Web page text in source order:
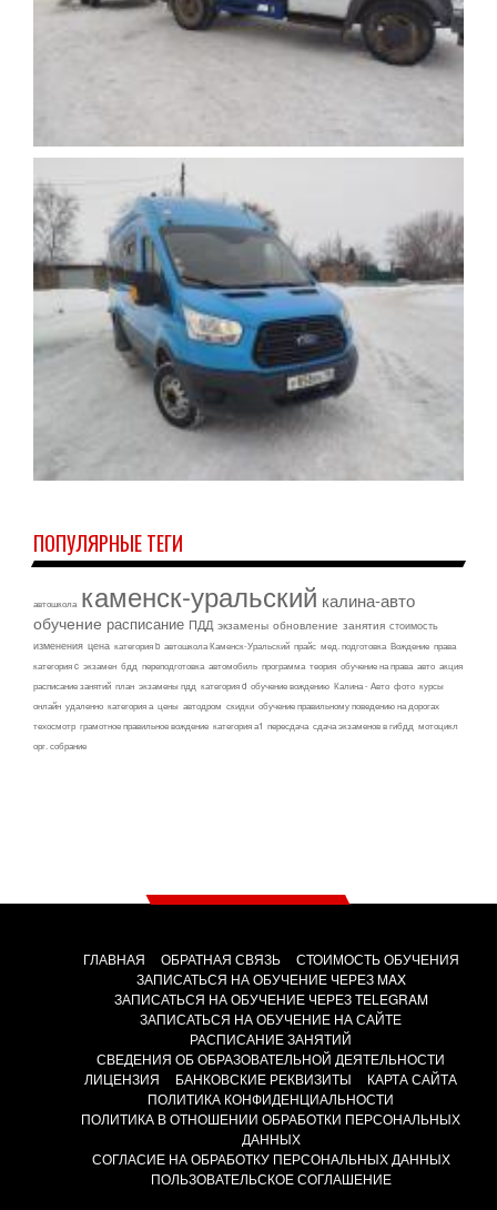
ПОПУЛЯРНЫЕ ТЕГИ
автошкола каменск-уральский калина-авто
обучение расписание ПДД экзамены обновление занятия стоимость
изменения цена категория b автошкола Каменск-Уральский прайс мед. подготовка Вождение права
категория c экзамен бдд переподготовка автомобиль программа теория обучение на права авто акция
расписание занятий план экзамены пдд категория d обучение вождению Калина - Авто фото курсы
онлайн удаленно категория а цены автодром скидки обучение правильному поведению на дорогах
техосмотр грамотное правильное вождение категория а1 пересдача сдача экзаменов в гибдд мотоцикл
орг. собрание
ГЛАВНАЯ ОБРАТНАЯ СВЯЗЬ
СТОИМОСТЬ ОБУЧЕНИЯ
ЗАПИСАТЬСЯ НА ОБУЧЕНИЕ ЧЕРЕЗ MAX
ЗАПИСАТЬСЯ НА ОБУЧЕНИЕ ЧЕРЕЗ TELEGRAM
ЗАПИСАТЬСЯ НА ОБУЧЕНИЕ НА САЙТЕ
РАСПИСАНИЕ ЗАНЯТИЙ
СВЕДЕНИЯ ОБ ОБРАЗОВАТЕЛЬНОЙ ДЕЯТЕЛЬНОСТИ
ЛИЦЕНЗИЯ
БАНКОВСКИЕ РЕКВИЗИТЫ
КАРТА САЙТА
ПОЛИТИКА КОНФИДЕНЦИАЛЬНОСТИ
ПОЛИТИКА В ОТНОШЕНИИ ОБРАБОТКИ ПЕРСОНАЛЬНЫХ
ДАННЫХ
СОГЛАСИЕ НА ОБРАБОТКУ ПЕРСОНАЛЬНЫХ ДАННЫХ
ПОЛЬЗОВАТЕЛЬСКОЕ СОГЛАШЕНИЕ